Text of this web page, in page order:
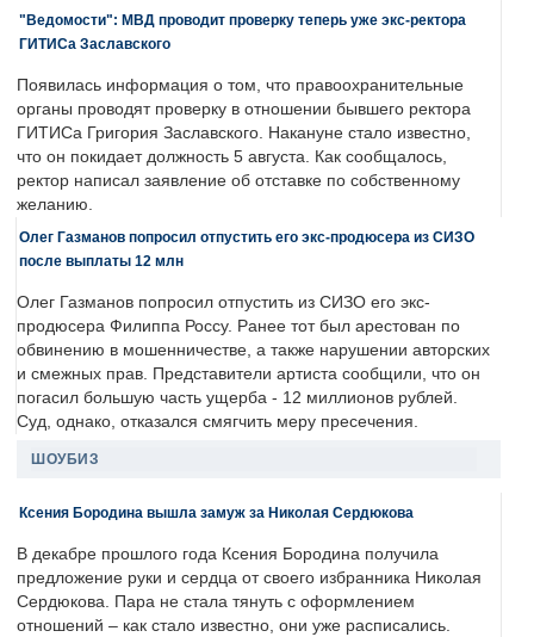
"Ведомости": МВД проводит проверку теперь уже экс-ректора
ГИТИСа Заславского
Появилась информация о том, что правоохранительные
органы проводят проверку в отношении бывшего ректора
ГИТИСа Григория Заславского. Накануне стало известно,
что он покидает должность 5 августа. Как сообщалось,
ректор написал заявление об отставке по собственному
желанию.
Олег Газманов попросил отпустить его экс-продюсера из СИЗО
после выплаты 12 млн
Олег Газманов попросил отпустить из СИЗО его экс-
продюсера Филиппа Россу. Ранее тот был арестован по
обвинению в мошенничестве, а также нарушении авторских
и смежных прав. Представители артиста сообщили, что он
погасил большую часть ущерба - 12 миллионов рублей.
Суд, однако, отказался смягчить меру пресечения.
ШОУБИЗ
Ксения Бородина вышла замуж за Николая Сердюкова
В декабре прошлого года Ксения Бородина получила
предложение руки и сердца от своего избранника Николая
Сердюкова. Пара не стала тянуть с оформлением
отношений – как стало известно, они уже расписались.